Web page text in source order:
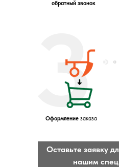
3
обратный звонок
Оформление заказа
Оставьте заявку
нашим